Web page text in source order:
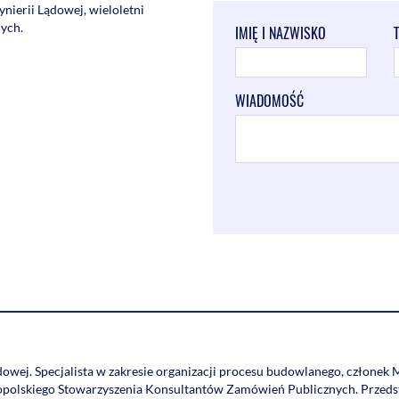
Lądowej, wieloletni
IMIĘ I NAZWISKO
WIADOMOŚĆ
Specjalista w zakresie organizacji procesu budowlanego,
Stowarzyszenia Konsultantów Zamówień Publicznych.